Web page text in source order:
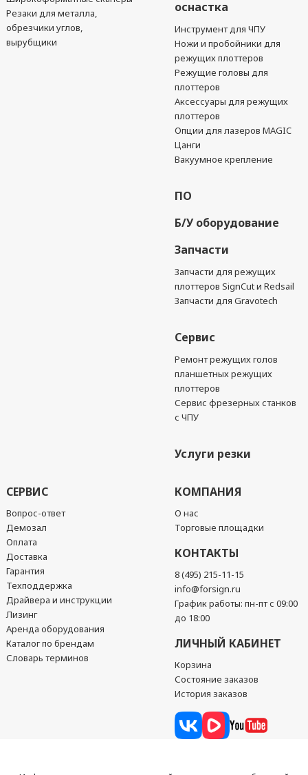
Резаки для металла,
обрезчики углов,
вырубщики
оснастка
Инструмент для ЧПУ
Ножи и пробойники для
режущих плоттеров
Режущие головы для
плоттеров
Аксессуары для режущих
плоттеров
Опции для лазеров MAGIC
Цанги
Вакуумное крепление
ПО
Б/У оборудование
Запчасти
Запчасти для режущих
плоттеров SignCut и Redsail
Запчасти для Gravotech
Сервис
Ремонт режущих голов
планшетных режущих
плоттеров
Сервис фрезерных станков
с ЧПУ
Услуги резки
СЕРВИС
Вопрос-ответ
Демозал
Оплата
Доставка
Гарантия
Техподдержка
Драйвера и инструкции
Лизинг
Аренда оборудования
Каталог по брендам
Словарь терминов
КОМПАНИЯ
О нас
Торговые площадки
КОНТАКТЫ
8 (495) 215-11-15
info@forsign.ru
График работы: пн-пт с 09:00
до 18:00
ЛИЧНЫЙ КАБИНЕТ
Корзина
Состояние заказов
История заказов